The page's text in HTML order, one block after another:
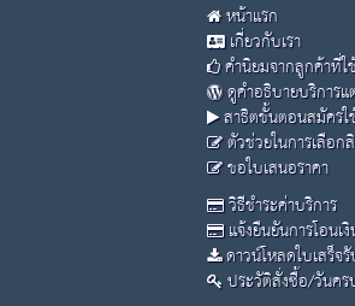
หน้าแรก
เกี่ยวกับเรา
คำนิยมจากลูกค้าที่ใ
ดูคำอธิบายบริการแ
สาธิตขั้นตอนสมัครใ
ตัวช่วยในการเลือก
ขอใบเสนอราคา
วิธีชำระค่าบริการ
แจ้งยืนยันการโอนเ
ดาวน์โหลดใบเสร็จรั
ประวัติสั่งซื้อ/วันค